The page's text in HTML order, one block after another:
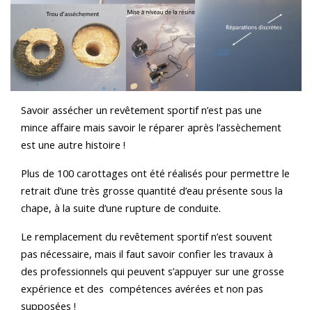
Savoir assécher un revêtement sportif n’est pas une
mince affaire mais savoir le réparer après l’assèchement
est une autre histoire !
Plus de 100 carottages ont été réalisés pour permettre le
retrait d’une très grosse quantité d’eau présente sous la
chape, à la suite d’une rupture de conduite.
Le remplacement du revêtement sportif n’est souvent
pas nécessaire, mais il faut savoir confier les travaux à
des professionnels qui peuvent s’appuyer sur une grosse
expérience et des compétences avérées et non pas
supposées !